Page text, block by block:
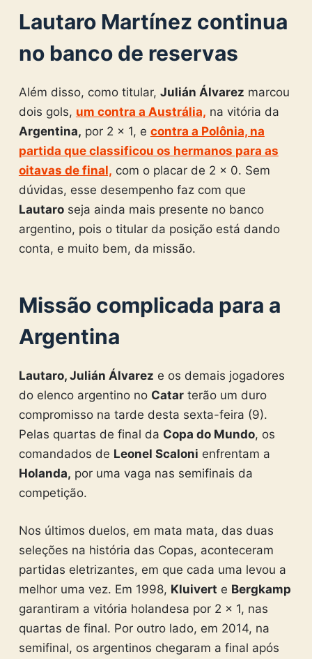
Lautaro Martínez continua
no banco de reservas
Além disso, como titular, Julián Álvarez marcou
dois gols, um contra a Austrália, na vitória da
Argentina, por 2 x 1, e contra a Polônia, na
partida que classificou os hermanos para as
oitavas de final, com o placar de 2 x 0. Sem
dúvidas, esse desempenho faz com que
Lautaroseja ainda mais presente no banco
argentino, pois o titular da posição está dando
conta, e muito bem, da missão.
Missão complicada para a
Argentina
Lautaro, Julián Álvarez e os demais jogadores
do elenco argentino no Catarterão um duro
compromisso na tarde desta sexta-feira (9).
Pelas quartas de final da Copa do Mundo, os
comandados de Leonel Scaloni enfrentam a
Holanda, por uma vaga nas semifinais da
competição.
Nos últimos duelos, em mata mata, das duas
seleções na história das Copas, aconteceram
partidas eletrizantes, em que cada uma levou a
melhor uma vez. Em 1998, Kluivert e Bergkamp
garantiram a vitória holandesa por 2 x 1, nas
quartas de final. Por outro lado, em 2014, na
semifinal, os argentinos chegaram a final após